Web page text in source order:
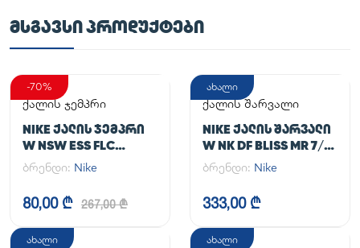
ᲛᲡᲒᲐᲕᲡᲘ ᲞᲠᲝᲓᲣᲥᲢᲔᲑᲘ
-70%
ქალის ჯემპრი
NIKE ᲥᲐᲚᲘᲡ ᲯᲔᲛᲞᲠᲘ
W NSW ESS FLC
HOODIE CLCTN RE
ბრენდი: Nike
80,00 ₾ 267,00 ₾
ახალი
ქალის შარვალი
NIKE ᲥᲐᲚᲘᲡ ᲨᲐᲠᲕᲐᲚᲘ
W NK DF BLISS MR 7/8
JOGGER
ბრენდი: Nike
333,00 ₾
ახალი ახალი